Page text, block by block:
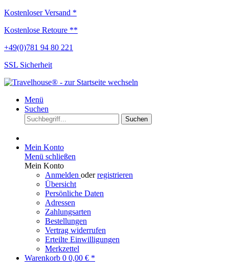
Kostenloser Versand *
Kostenlose Retoure **
+49(0)781 94 80 221
SSL Sicherheit
Menü
Suchen
Suchen
Mein Konto
Menü schließen
Mein Konto
Anmelden oderregistrieren
Übersicht
Persönliche Daten
Adressen
Zahlungsarten
Bestellungen
Vertrag widerrufen
Erteilte Einwilligungen
Merkzettel
Warenkorb 0 0,00 € *